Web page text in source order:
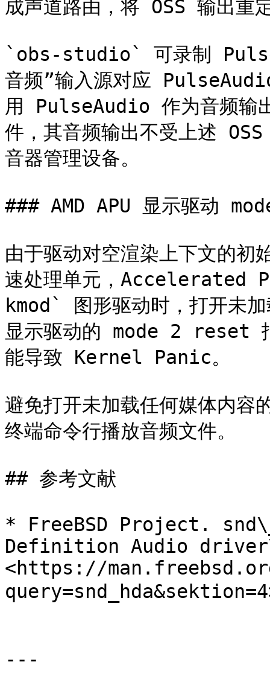
成声道路由，将 OSS 输出重
`obs-studio` 可录制
音频”输入源对应
用 PulseAudio 作为音频输
件，其音频输出不受上述
音器管理设备。
### AMD APU 显示驱动
由于驱动对空渲染上下文的初
速处理单元，
kmod` 图形驱动时，打开未
显示驱动的 mode 2 reset
能导致 Kernel Panic。
避免打开未加载任何媒体内容
终端命令行播放音频文件。
## 参考文献
* FreeBSD Project.
Definition Audio
<https://
---